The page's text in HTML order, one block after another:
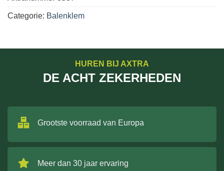
Categorie: Balenklem
HUREN BIJ AXTRA
DE ACHT ZEKERHEDEN
Grootste voorraad van Europa
Meer dan 30 jaar ervaring